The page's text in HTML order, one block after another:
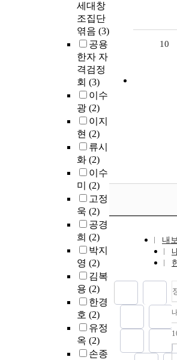
세대창
조집단
엮음 (3)
공용
한자 자
격검정
회 (3)
이수
광 (2)
이지
현 (2)
류시
화 (2)
이수
미 (2)
고정
욱 (2)
공경
희 (2)
박지
영 (2)
김복
용 (2)
한경
호 (2)
유정
옥 (2)
손종
10
내